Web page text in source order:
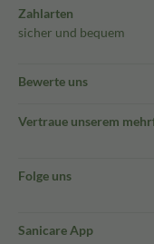
Zahlarten
sicher und bequem
Bewerte uns
Vertraue unserem
Folge uns
Sanicare App